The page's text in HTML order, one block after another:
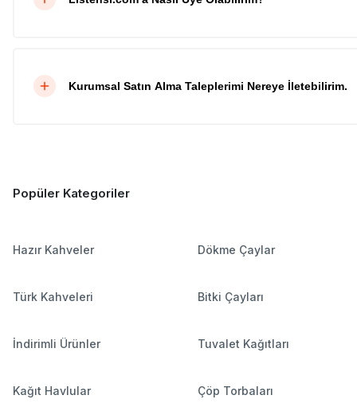
Kurumsal Satın Alma Taleplerimi Nereye İletebilirim.
Popüler Kategoriler
Hazır Kahveler Dökme Çaylar
Türk Kahveleri Bitki Çayları
İndirimli Ürünler Tuvalet Kağıtları
Kağıt Havlular Çöp Torbaları